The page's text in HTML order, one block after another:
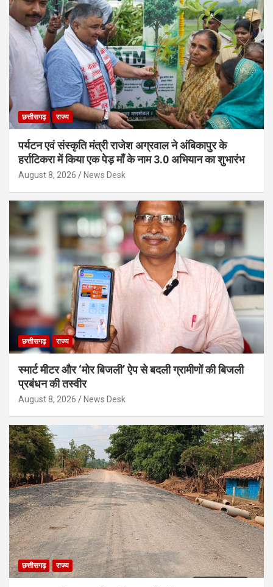
छत्तीसगढ़ राज्य
पर्यटन एवं संस्कृति मंत्री राजेश अग्रवाल ने अंबिकापुर के
हर्राटिकरा में किया एक पेड़ माँ के नाम 3.0 अभियान का शुभारंभ
August 8, 2026 News Desk
छत्तीसगढ़ राज्य
स्मार्ट मीटर और ‘मोर बिजली’ ऐप से बदली ग्रामीणों की बिजली
प्रबंधन की तस्वीर
August 8, 2026 News Desk
छत्तीसगढ़ राज्य